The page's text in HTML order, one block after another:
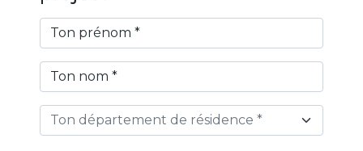
Ton département de résidence *